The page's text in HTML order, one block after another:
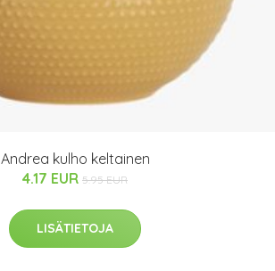
Andrea kulho keltainen
4.17 EUR 5.95 EUR
LISÄTIETOJA